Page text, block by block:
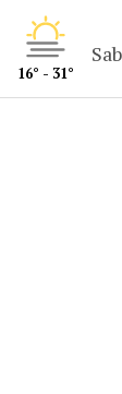
16° - 31°